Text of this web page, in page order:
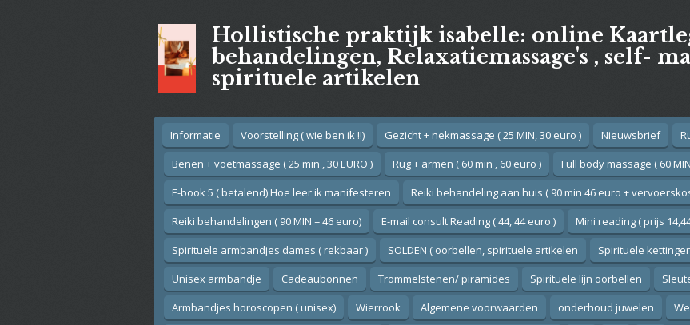
Hollistische praktijk isabelle: online
behandelingen, Relaxatiemassage's , self-
spirituele artikelen
Informatie Voorstelling ( wie ben ik !!) Gezicht + nekmassage ( 25 MIN, 30 euro ) Nieuwsbrief
Benen + voetmassage ( 25 min , 30 EURO )
Rug + armen ( 60 min , 60 euro )
Full body massage ( 60
E-book 5 ( betalend) Hoe leer ik manifesteren
Reiki behandeling aan huis ( 90 min 46 euro +
Reiki behandelingen ( 90 MIN = 46 euro)
E-mail consult Reading ( 44, 44 euro ) Mini reading ( prijs
Spirituele armbandjes dames ( rekbaar )
SOLDEN ( oorbellen, spirituele artikelen Spirituele
Unisex armbandje
Cadeaubonnen Trommelstenen/ piramides Spirituele lijn oorbellen
Armbandjes horoscopen ( unisex)
Wierrook Algemene voorwaarden onderhoud juwelen